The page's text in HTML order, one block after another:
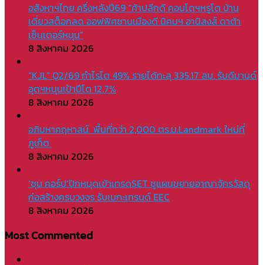
อสังหาฯไทย ครึ่งหลังปี69 “ค้าปลีกดี คอนโดฯหรูโต บ้าน
เดี่ยวสต็อกลด ออฟฟิศชานเมืองดี นิคมฯ อานิสงส์ ดาต้า
เซ็นเตอร์หนุน”
8 สิงหาคม 2026
“KJL” Q2/69 กำไรโต 49% รายได้ทะลุ 335.17 ลบ. รับดีมานด์
อุตฯหนุนเป้าปีโต 12.7%
8 สิงหาคม 2026
อภิมหาคฤหาสน์ พื้นที่กว่า 2,000 ตร.ม.Landmark ใหม่ที่
ภูเก็ต
8 สิงหาคม 2026
‘ซุน คอร์ป’ปักหมุดเข้าเทรดSET ชูแผนขยายอาณาจักรวัสดุ
ก่อสร้างครบวงจร รับเมกะเทรนด์ EEC
8 สิงหาคม 2026
Most Commented